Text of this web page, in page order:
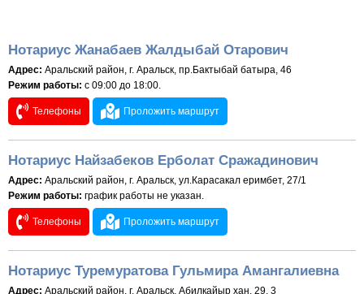
Нотариус Жанабаев Жалдыбай Отарович
Адрес: Аральский район, г. Аральск, пр.Бактыбай батыра, 46
Режим работы: с 09:00 до 18:00.
Телефоны Проложить маршрут
Нотариус Найзабеков Ерболат Сражадинович
Адрес: Аральский район, г. Аральск, ул.Карасакал еримбет, 27/1
Режим работы: график работы не указан.
Телефоны Проложить маршрут
Нотариус Туремуратова Гульмира Амангалиевна
Адрес: Аральский район, г. Аральск, Абилкайыр хан, 29, 3